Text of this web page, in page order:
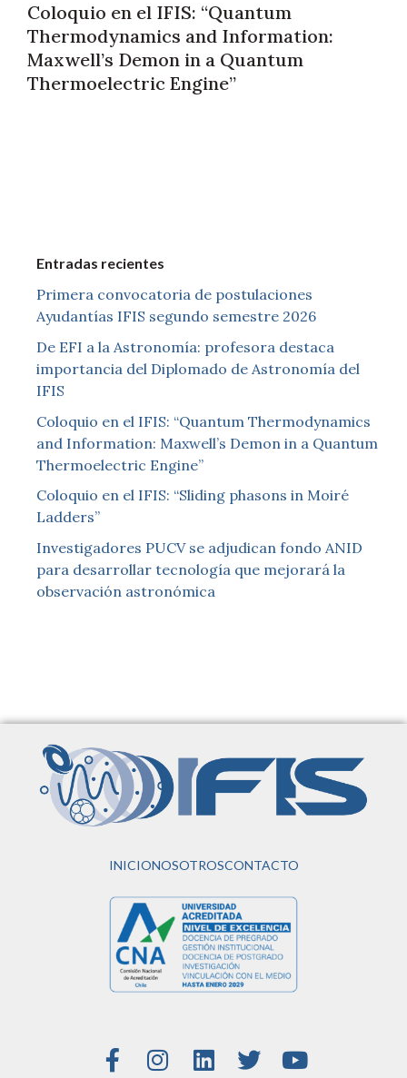
Coloquio en el IFIS: “Quantum
Thermodynamics and Information:
Maxwell’s Demon in a Quantum
Thermoelectric Engine”
Entradas recientes
Primera convocatoria de postulaciones
Ayudantías IFIS segundo semestre 2026
De EFI a la Astronomía: profesora destaca
importancia del Diplomado de Astronomía del
IFIS
Coloquio en el IFIS: “Quantum Thermodynamics
and Information: Maxwell’s Demon in a Quantum
Thermoelectric Engine”
Coloquio en el IFIS: “Sliding phasons in Moiré
Ladders”
Investigadores PUCV se adjudican fondo ANID
para desarrollar tecnología que mejorará la
observación astronómica
INICIONOSOTROSCONTACTO